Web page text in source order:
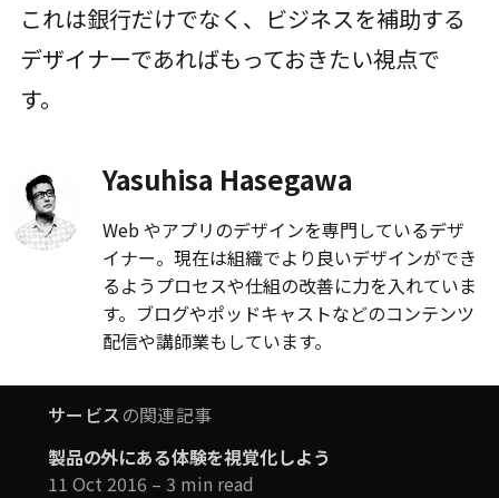
これは銀行だけでなく、ビジネスを補助する
デザイナーであればもっておきたい視点で
す。
Yasuhisa Hasegawa
Web やアプリのデザインを専門しているデザ
イナー。現在は組織でより良いデザインができ
るようプロセスや仕組の改善に力を入れていま
す。ブログやポッドキャストなどのコンテンツ
配信や講師業もしています。
サービス の関連記事
製品の外にある体験を視覚化しよう
11 Oct 2016 – 3 min read